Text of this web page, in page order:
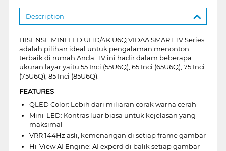
Description
HISENSE MINI LED UHD/4K U6Q VIDAA SMART TV Series
adalah pilihan ideal untuk pengalaman menonton
terbaik di rumah Anda. TV ini hadir dalam beberapa
ukuran layar yaitu 55 Inci (55U6Q), 65 Inci (65U6Q), 75 Inci
(75U6Q), 85 Inci (85U6Q).
FEATURES
QLED Color: Lebih dari miliaran corak warna cerah
Mini-LED: Kontras luar biasa untuk kejelasan yang
maksimal
VRR 144Hz asli, kemenangan di setiap frame gambar
Hi-View AI Engine: AI experd di balik setiap gambar